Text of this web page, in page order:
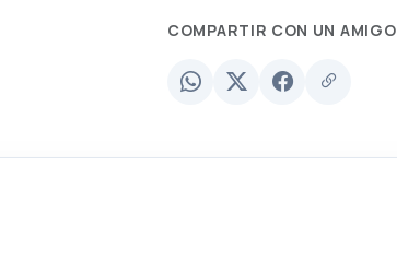
COMPARTIR CON UN AMIGO